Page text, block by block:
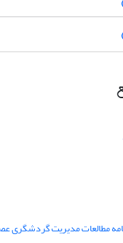
مطالعات مدیریت گردشگری